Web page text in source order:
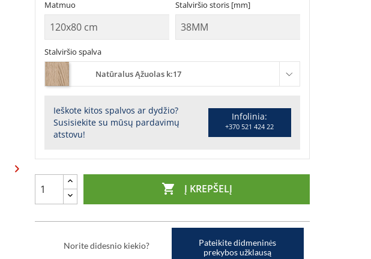
Stalviršio spalva
Natūralus Ąžuolas k:17
Ieškote kitos spalvos ar dydžio?
Susisiekite su mūsų pardavimų
atstovu!
Infolinia:
+370 521 424 22
Matmuo Stalviršio storis [mm]
 Į KREPŠELĮ
Norite didesnio kiekio?
Pateikite didmeninės
prekybos užklausą